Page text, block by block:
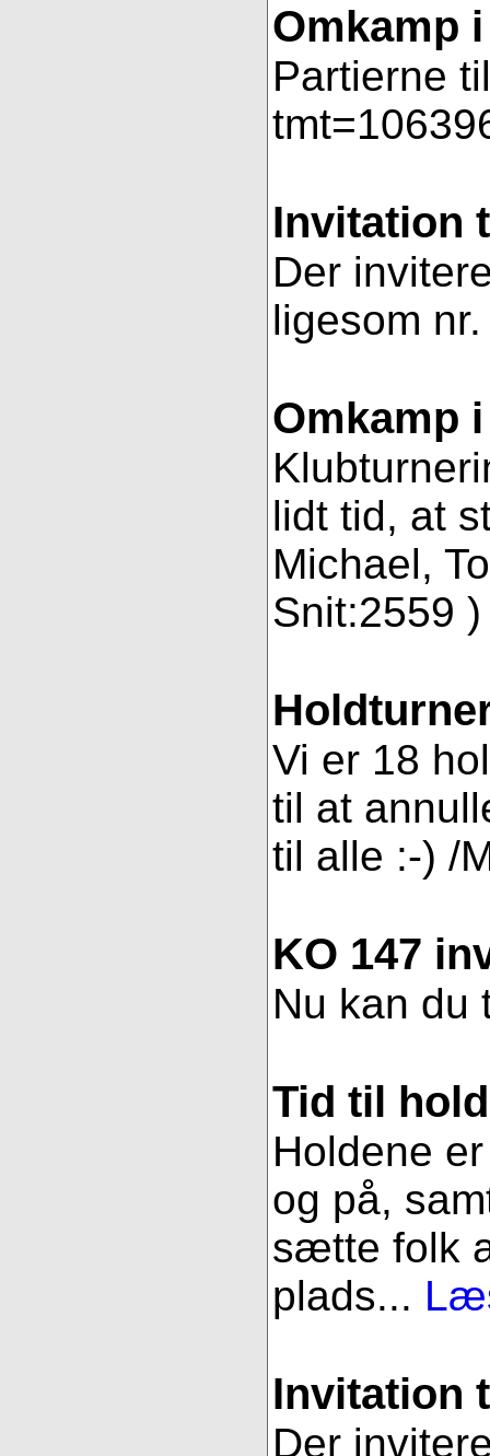
Omkamp
Partierne
Invitation
Der
ligesom
Omkamp
lidt tid, at
Michael,
Snit:2559
Vi er 18
til at
til alle :-) /
KO 147
Nu kan du
Tid til
Holdene
og på,
sætte folk
plads...
Invitation
Der